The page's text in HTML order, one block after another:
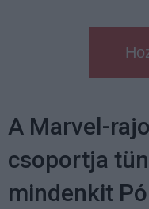
A Marvel-
csoportja
mindenkit